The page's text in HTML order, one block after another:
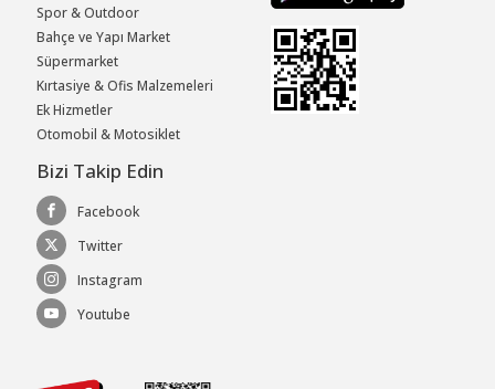
Spor & Outdoor
Bahçe ve Yapı Market
Süpermarket
Kırtasiye & Ofis Malzemeleri
Ek Hizmetler
Otomobil & Motosiklet
Bizi Takip Edin
Facebook
Twitter
Instagram
Youtube